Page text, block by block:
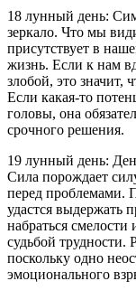
18 лунный день:
зеркало. Что мы
присутствует в
жизнь. Если к нам
злобой, это значит,
Если какая-то
головы, она
срочного решения.
19 лунный день:
Сила порождает
перед проблемами.
удастся выдержать
набраться
судьбой трудности.
поскольку одно
эмоционального